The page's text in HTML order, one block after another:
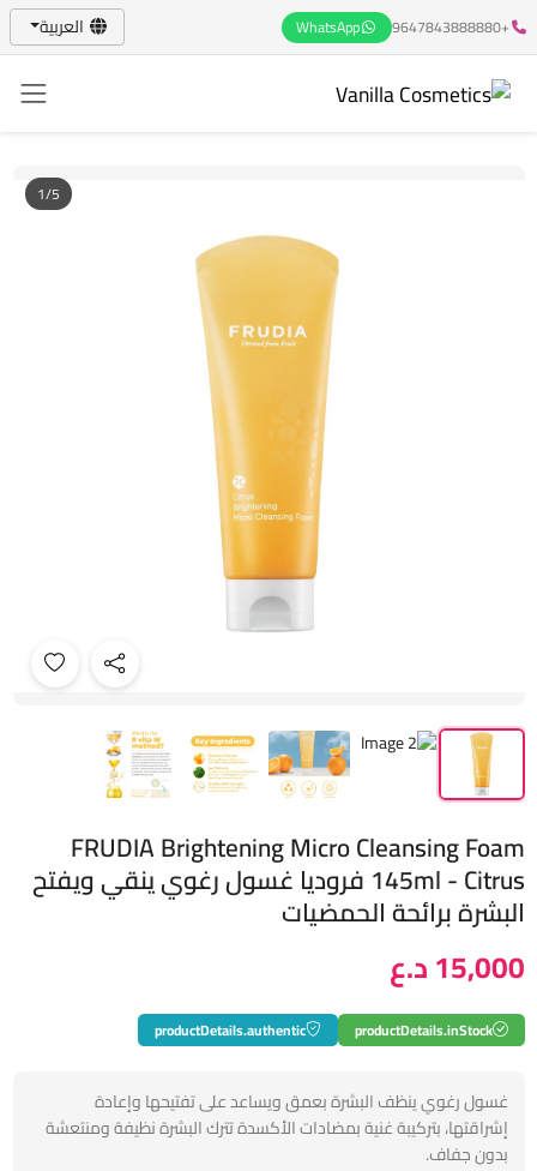
+9647843888880
WhatsApp العربية
1/5
FRUDIA Brightening Micro Cleansing Foam
145ml - Citrus فروديا غسول رغوي ينقي ويفتح
البشرة برائحة الحمضيات
15,000 د.ع
productDetails.inStock
productDetails.authentic
غسول رغوي ينظف البشرة بعمق ويساعد على تفتيحها وإعادة
إشراقتها، بتركيبة غنية بمضادات الأكسدة تترك البشرة نظيفة ومنتعشة
بدون جفاف.